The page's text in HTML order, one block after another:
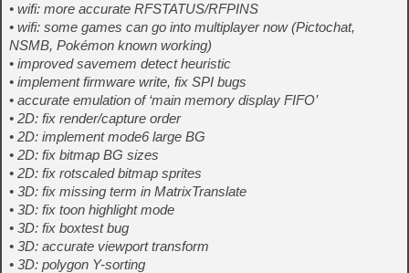
• wifi: more accurate RFSTATUS/RFPINS
• wifi: some games can go into multiplayer now (Pictochat,
NSMB, Pokémon known working)
• improved savemem detect heuristic
• implement firmware write, fix SPI bugs
• accurate emulation of ‘main memory display FIFO’
• 2D: fix render/capture order
• 2D: implement mode6 large BG
• 2D: fix bitmap BG sizes
• 2D: fix rotscaled bitmap sprites
• 3D: fix missing term in MatrixTranslate
• 3D: fix toon highlight mode
• 3D: fix boxtest bug
• 3D: accurate viewport transform
• 3D: polygon Y-sorting